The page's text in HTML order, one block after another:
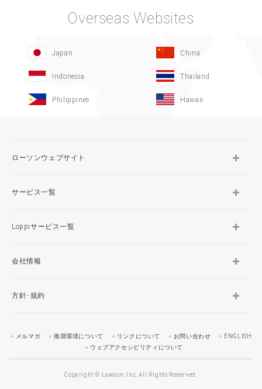
Overseas Websites
Japan China
Indonesia Thailand
Philippines Hawaii
ローソンウェブサイト
サービス一覧
Loppiサービス一覧
会社情報
方針･規約
メルマガ 推奨環境について リンクについて お問い合わせ
ENGLISH
ウェブアクセシビリティについて
Copyright © Lawson, Inc. All Rights Reserved.